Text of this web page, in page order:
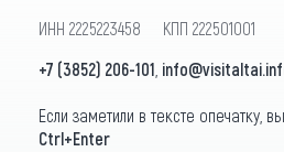
ИНН 2225223458 КПП 222501001
+7 (3852) 206-101
Если заметили в тексте опечатку,
Ctrl+Enter